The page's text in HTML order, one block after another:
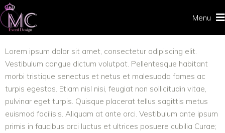
Menu
Lorem ipsum dolor sit amet, consectetur adipiscing elit.
Vestibulum congue dictum volutpat. Pellentesque habitant
morbi tristique senectus et netus et malesuada fames ac
turpis egestas. Etiam nisl nisi, feugiat non sollicitudin vitae,
pulvinar eget turpis. Quisque placerat tellus sagittis metus
euismod facilisis. Aliquam at ante orci. Vestibulum ante ipsum
primis in faucibus orci luctus et ultrices posuere cubilia Curae;